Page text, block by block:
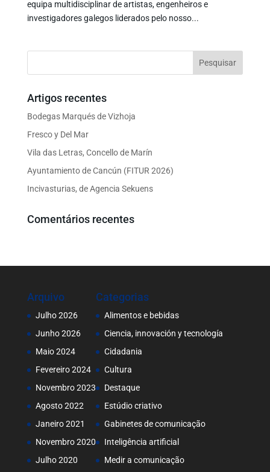
equipa multidisciplinar de artistas, engenheiros e
investigadores galegos liderados pelo nosso...
Artigos recentes
Bodegas Marqués de Vizhoja
Fresco y Del Mar
Vila das Letras, Concello de Marín
Ayuntamiento de Cancún (FITUR 2026)
Incivasturias, de Agencia Sekuens
Comentários recentes
Arquivo
Julho 2026
Junho 2026
Maio 2024
Fevereiro 2024
Novembro 2023
Agosto 2022
Janeiro 2021
Novembro 2020
Julho 2020
Categorias
Alimentos e bebidas
Ciencia, innovación y tecnología
Cidadania
Cultura
Destaque
Estúdio criativo
Gabinetes de comunicação
Inteligência artificial
Medir a comunicação